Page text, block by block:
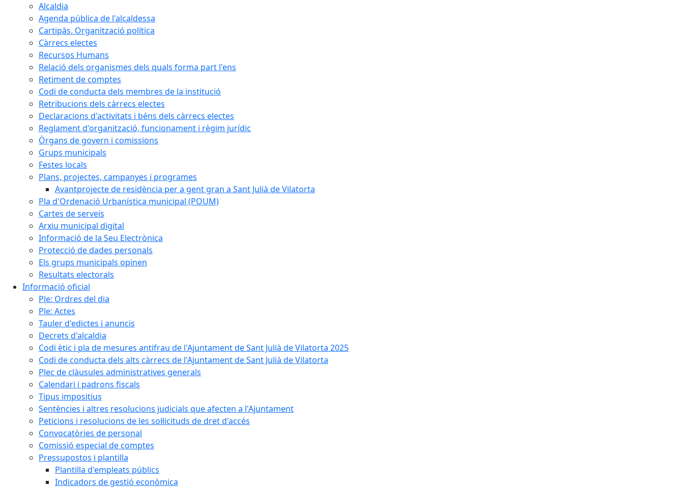
Alcaldia
Agenda pública de l'alcaldessa
Cartipàs. Organització política
Càrrecs electes
Recursos Humans
Relació dels organismes dels quals forma part l'ens
Retiment de comptes
Codi de conducta dels membres de la institució
Retribucions dels càrrecs electes
Declaracions d'activitats i béns dels càrrecs electes
Reglament d'organització, funcionament i règim jurídic
Òrgans de govern i comissions
Grups municipals
Festes locals
Plans, projectes, campanyes i programes
Avantprojecte de residència per a gent gran a Sant Julià de Vilatorta
Pla d'Ordenació Urbanística municipal (POUM)
Cartes de serveis
Arxiu municipal digital
Informació de la Seu Electrònica
Protecció de dades personals
Els grups municipals opinen
Resultats electorals
Informació oficial
Ple: Ordres del dia
Ple: Actes
Tauler d'edictes i anuncis
Decrets d'alcaldia
Codi ètic i pla de mesures antifrau de l'Ajuntament de Sant Julià de Vilatorta 2025
Codi de conducta dels alts càrrecs de l'Ajuntament de Sant Julià de Vilatorta
Plec de clàusules administratives generals
Calendari i padrons fiscals
Tipus impositius
Sentències i altres resolucions judicials que afecten a l'Ajuntament
Peticions i resolucions de les sol·licituds de dret d'accés
Convocatòries de personal
Comissió especial de comptes
Pressupostos i plantilla
Plantilla d'empleats públics
Indicadors de gestió econòmica